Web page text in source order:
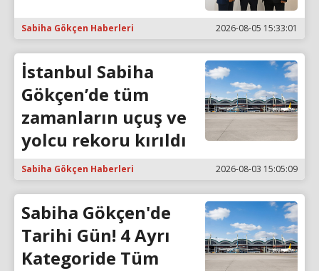
Sabiha Gökçen Haberleri 2026-08-05 15:33:01
İstanbul Sabiha
Gökçen’de tüm
zamanların uçuş ve
yolcu rekoru kırıldı
Sabiha Gökçen Haberleri 2026-08-03 15:05:09
Sabiha Gökçen'de
Tarihi Gün! 4 Ayrı
Kategoride Tüm